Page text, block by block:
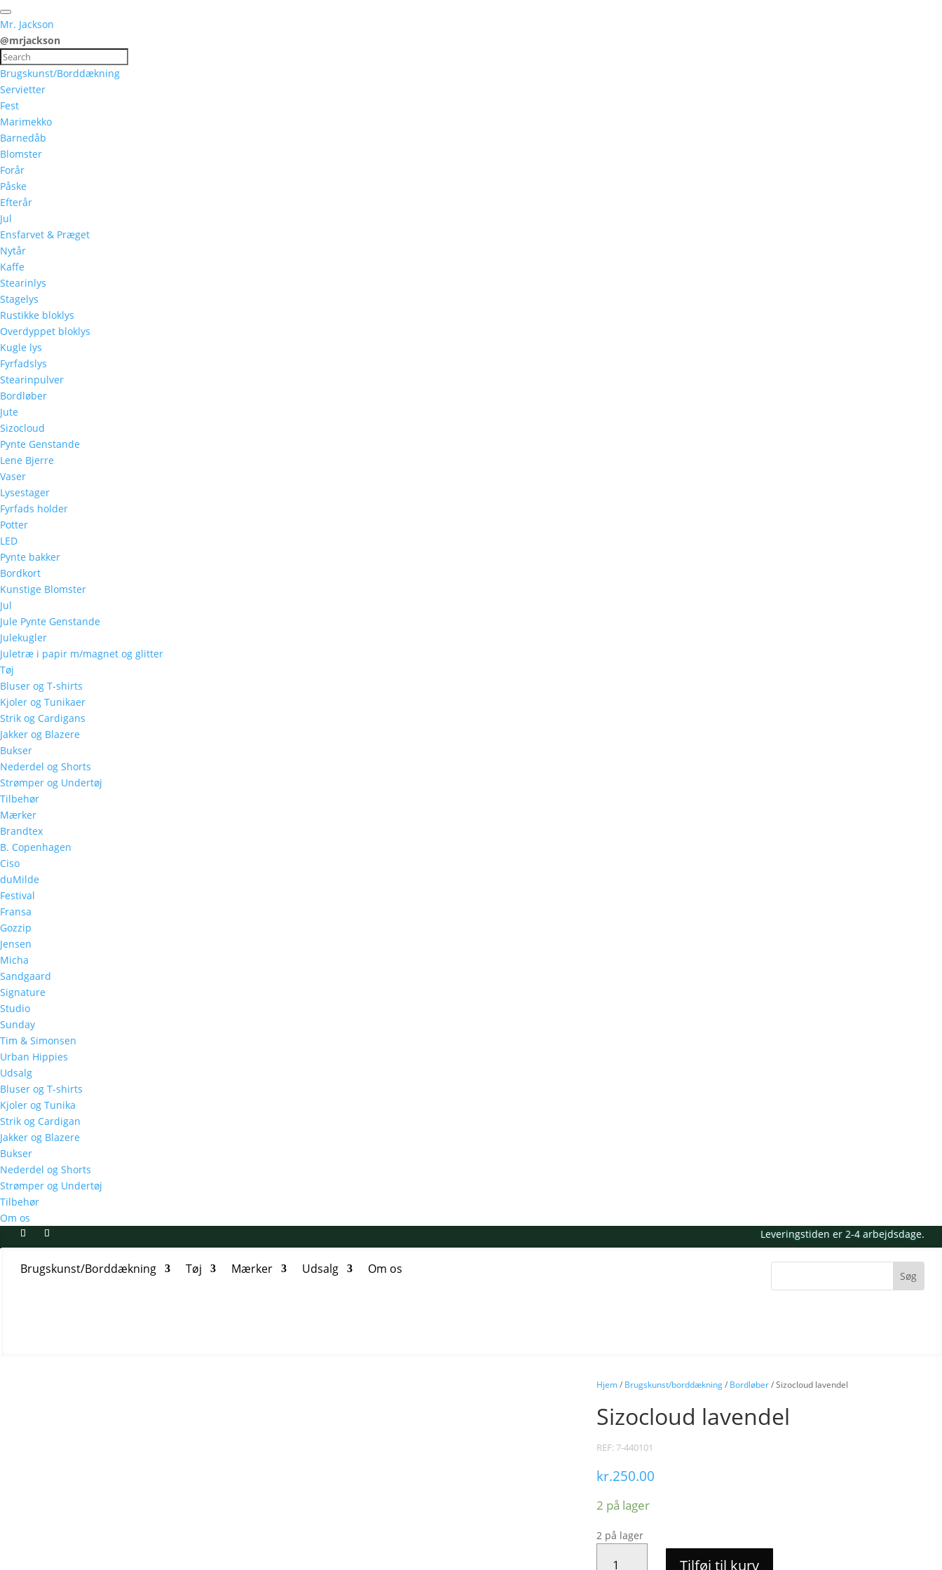
Mr. Jackson
@mrjackson
Brugskunst/Borddækning
Servietter
Fest
Marimekko
Barnedåb
Blomster
Forår
Påske
Efterår
Jul
Ensfarvet & Præget
Nytår
Kaffe
Stearinlys
Stagelys
Rustikke bloklys
Overdyppet bloklys
Kugle lys
Fyrfadslys
Stearinpulver
Bordløber
Jute
Sizocloud
Pynte Genstande
Lene Bjerre
Vaser
Lysestager
Fyrfads holder
Potter
LED
Pynte bakker
Bordkort
Kunstige Blomster
Jul
Jule Pynte Genstande
Julekugler
Juletræ i papir m/magnet og glitter
Tøj
Bluser og T-shirts
Kjoler og Tunikaer
Strik og Cardigans
Jakker og Blazere
Bukser
Nederdel og Shorts
Strømper og Undertøj
Tilbehør
Mærker
Brandtex
B. Copenhagen
Ciso
duMilde
Festival
Fransa
Gozzip
Jensen
Micha
Sandgaard
Signature
Studio
Sunday
Tim & Simonsen
Urban Hippies
Udsalg
Bluser og T-shirts
Kjoler og Tunika
Strik og Cardigan
Jakker og Blazere
Bukser
Nederdel og Shorts
Strømper og Undertøj
Tilbehør
Om os
Leveringstiden er 2-4 arbejdsdage.
Brugskunst/Borddækning Tøj Mærker Udsalg Om os
Hjem/ Brugskunst/borddækning/ Bordløber/ Sizocloud lavendel
Sizocloud lavendel
REF: 7-440101
kr.250.00
2 på lager
2 på lager
LAVENDEL
Tilføj til kurv